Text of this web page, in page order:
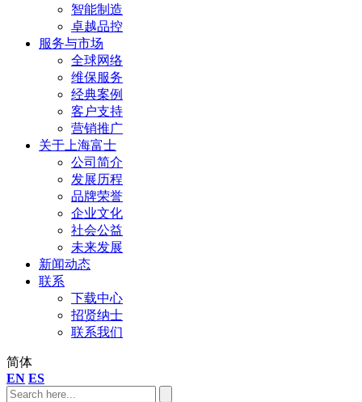
智能制造
卓越品控
服务与市场
全球网络
维保服务
经典案例
客户支持
营销推广
关于上海富士
公司简介
发展历程
品牌荣誉
企业文化
社会公益
未来发展
新闻动态
联系
下载中心
招贤纳士
联系我们
简体
EN ES